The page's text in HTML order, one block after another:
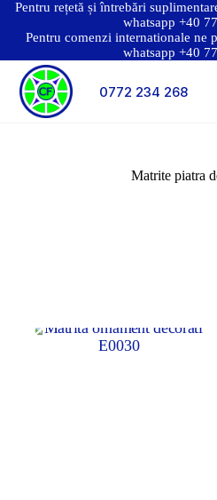
Pentru rețetă și întrebări
whatsapp +40
Pentru comenzi internationale ne
whatsapp +40
0772 234 268
Matrite piatra